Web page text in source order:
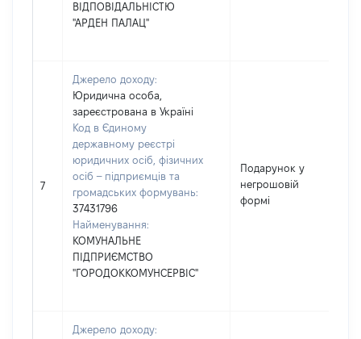
ВІДПОВІДАЛЬНІСТЮ
"АРДЕН ПАЛАЦ"
7
Джерело доходу:
Юридична особа,
зареєстрована в Україні
Код в Єдиному
державному реєстрі
юридичних осіб, фізичних
осіб – підприємців та
громадських формувань:
37431796
Найменування:
КОМУНАЛЬНЕ
ПІДПРИЄМСТВО
"ГОРОДОККОМУНСЕРВІС"
Подарунок у
негрошовій
формі
Джерело доходу: